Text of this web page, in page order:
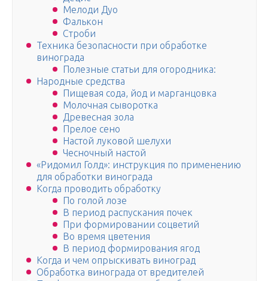
Мелоди Дуо
Фалькон
Строби
Техника безопасности при обработке
винограда
Полезные статьи для огородника:
Народные средства
Пищевая сода, йод и марганцовка
Молочная сыворотка
Древесная зола
Прелое сено
Настой луковой шелухи
Чесночный настой
«Ридомил Голд»: инструкция по применению
для обработки винограда
Когда проводить обработку
По голой лозе
В период распускания почек
При формировании соцветий
Во время цветения
В период формирования ягод
Когда и чем опрыскивать виноград
Обработка винограда от вредителей